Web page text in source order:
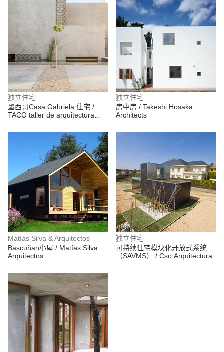
独立住宅
墨西哥Casa Gabriela 住宅 /
TACO taller de arquitectura
独立住宅
房中房 / Takeshi Hosaka
Architects
Matías Silva & Arquitectos
Bascuñan小屋 / Matías Silva
Arquitectos
独立住宅
可持续住宅模块化开放式系统
（SAVMS） / Cso Arquitectura